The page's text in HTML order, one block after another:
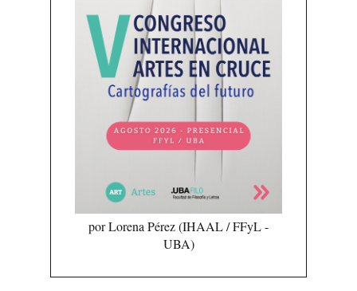
por Lorena Pérez (IHAAL / FFyL -
UBA)